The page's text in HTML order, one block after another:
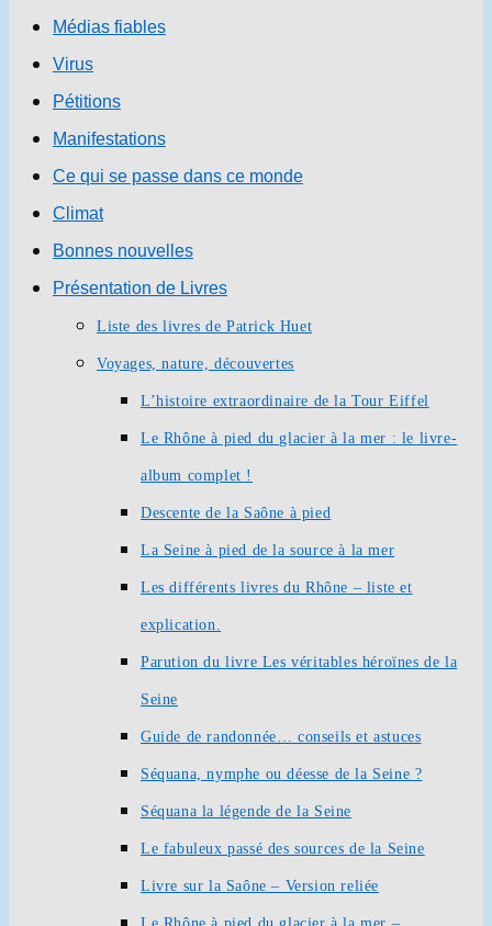
Médias fiables
Virus
Pétitions
Manifestations
Ce qui se passe dans ce monde
Climat
Bonnes nouvelles
Présentation de Livres
Liste des livres de Patrick Huet
Voyages, nature, découvertes
L’histoire extraordinaire de la Tour Eiffel
Le Rhône à pied du glacier à la mer : le livre-
album complet !
Descente de la Saône à pied
La Seine à pied de la source à la mer
Les différents livres du Rhône – liste et
explication.
Parution du livre Les véritables héroïnes de la
Seine
Guide de randonnée… conseils et astuces
Séquana, nymphe ou déesse de la Seine ?
Séquana la légende de la Seine
Le fabuleux passé des sources de la Seine
Livre sur la Saône – Version reliée